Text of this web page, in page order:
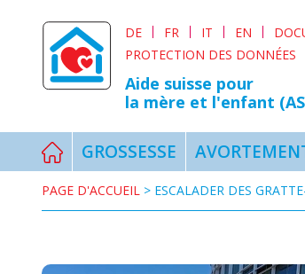
DE FR IT EN
PROTECTION DES DONNÉES
Aide suisse pour
la mère et l'enfant
GROSSESSE
PAGE D'ACCUEIL > ESCALADER DES